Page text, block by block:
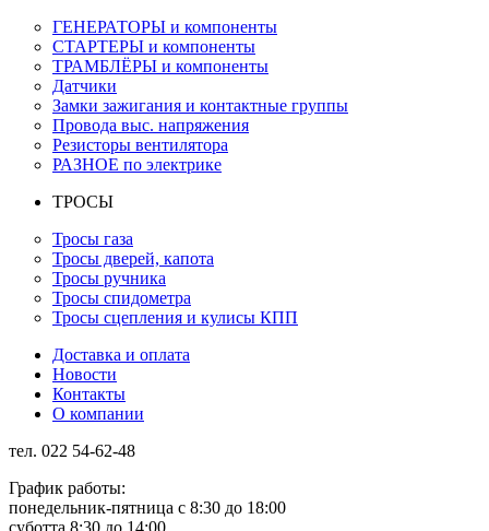
ГЕНЕРАТОРЫ и компоненты
СТАРТЕРЫ и компоненты
ТРАМБЛЁРЫ и компоненты
Датчики
Замки зажигания и контактные группы
Провода выс. напряжения
Резисторы вентилятора
РАЗНОЕ по электрике
ТРОСЫ
Тросы газа
Тросы дверей, капота
Тросы ручника
Тросы спидометра
Тросы сцепления и кулисы КПП
Доставка и оплата
Новости
Контакты
О компании
тел. 022 54-62-48
График работы:
понедельник-пятница с 8:30 до 18:00
суботта 8:30 до 14:00